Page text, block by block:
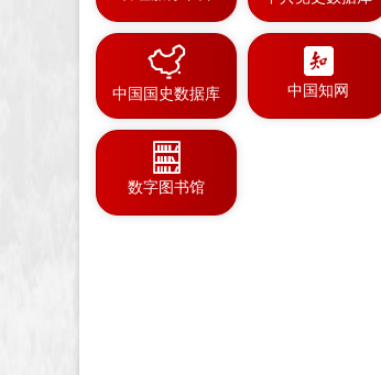
中国国史数据库 中国知网
数字图书馆